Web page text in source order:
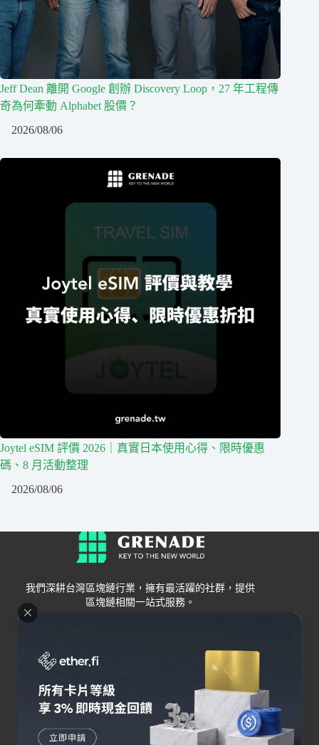
Jeff Dean 離開 Google 創辦 Discovery Loop，27 年工程傳
奇為何牽動 Alphabet 股價？
2026/08/06
Joytel eSIM 評價 2026｜真實日本使用心得、限時優惠
碼、8 月活動整理
2026/08/06
我們深耕台灣區塊鏈行業，擁有最活躍的社群，提供
區塊鏈相關一站式服務。
Grenade
關於我們
聯絡我們
錢包
交易所
Bybit
OKX
HOYA BIT